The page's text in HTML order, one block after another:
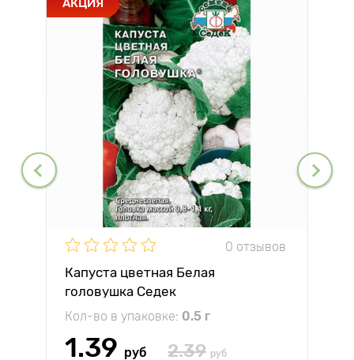
0 отзывов
Капуста цветная Белая
головушка Седек
Кол-во в упаковке: 0.5 г
1.39 руб 2.39 руб